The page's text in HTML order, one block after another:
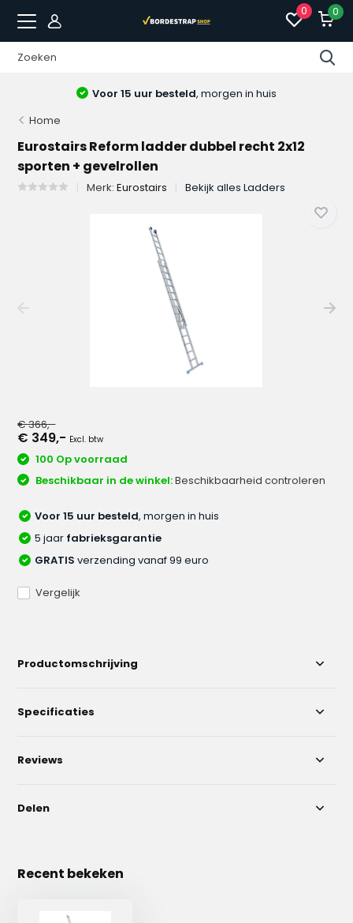
0 0
Voor 15 uur besteld, morgen in huis
Home
Eurostairs Reform ladder dubbel recht 2x12
sporten + gevelrollen
Merk:Eurostairs Bekijk alles Ladders
€ 366,-
€ 349,- Excl. btw
100 Op voorraad
Beschikbaar in de winkel:Beschikbaarheid controleren
Voor 15 uur besteld, morgen in huis
5 jaar fabrieksgarantie
GRATIS verzending vanaf 99 euro
Vergelijk
Productomschrijving
Specificaties
Reviews
Delen
Recent bekeken